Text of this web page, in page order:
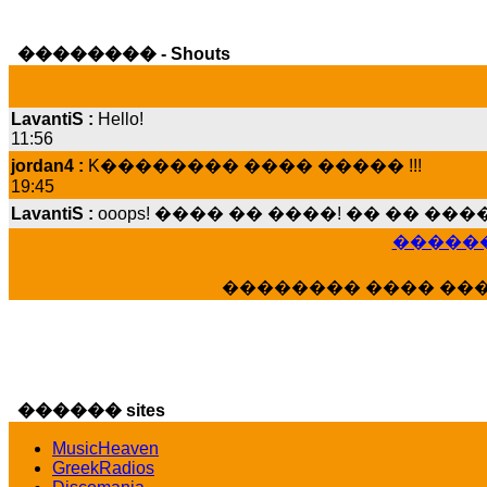
�������� - Shouts
11:56
jordan4 :
19:45
LavantiS :
���� ���; ���� ��� ��� ��������
veronica :E���� 2012 ��� ����� ���
16:39
veronica :[URL] ���� ���;
�������� ����
������ sites
MusicHeaven
GreekRadios